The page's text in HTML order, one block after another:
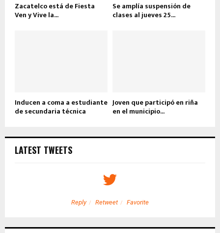
Zacatelco está de Fiesta
Ven y Vive la...
Se amplía suspensión de
clases al jueves 25...
Inducen a coma a estudiante
de secundaria técnica
Joven que participó en riña
en el municipio...
LATEST TWEETS
Reply Retweet Favorite